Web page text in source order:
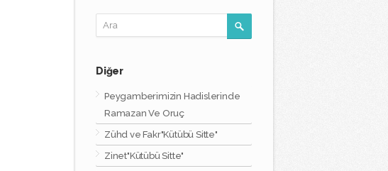
Diğer
Peygamberimizin Hadislerinde
Ramazan Ve Oruç
Zühd ve Fakr"Kütübü Sitte"
Zinet"Kütübü Sitte"